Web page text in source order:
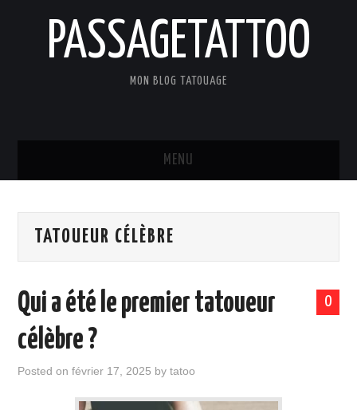
PASSAGETATTOO
MON BLOG TATOUAGE
MENU
BLOG
ART ET CULTURE
INSPIRATION
TATOUEUR CÉLÈBRE
0
Qui a été le premier tatoueur
célèbre ?
Posted onfévrier 17, 2025 bytatoo